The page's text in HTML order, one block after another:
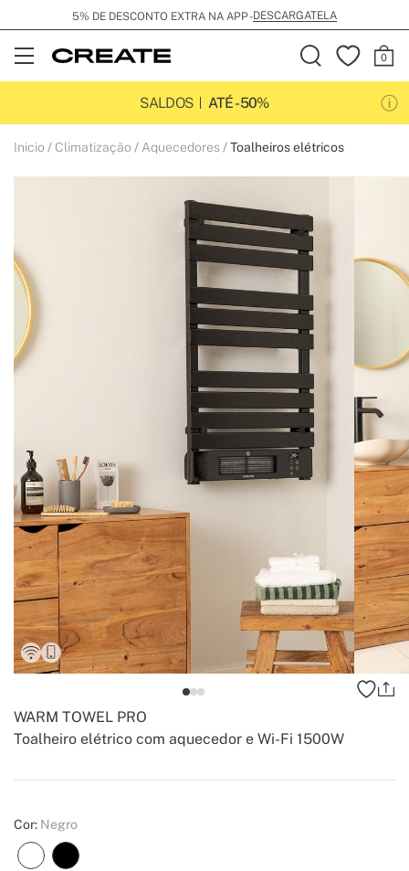
5% DE DESCONTO EXTRA NA APP -DESCARGATELA
Open
Menu
SALDOS
ATÉ -50%
Inicio Climatização Aquecedores Toalheiros elétricos
Toalheiro elétrico com aquecedor e Wi-Fi 1500W
WARM TOWEL PRO
Create
Cor: Negro